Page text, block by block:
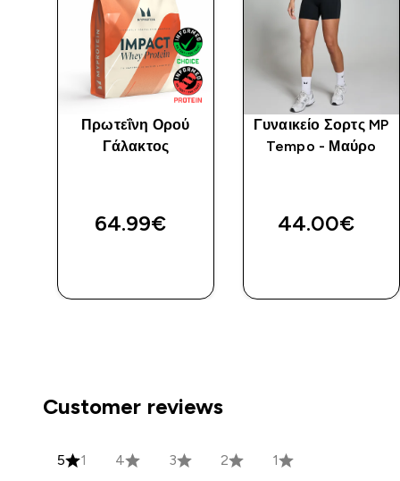
Πρωτεΐνη Ορού
Γάλακτος
64.99€‎
Γυναικείο Σορτς MP
Tempo - Μαύρo
44.00€‎
Customer reviews
5 1 4 3 2 1